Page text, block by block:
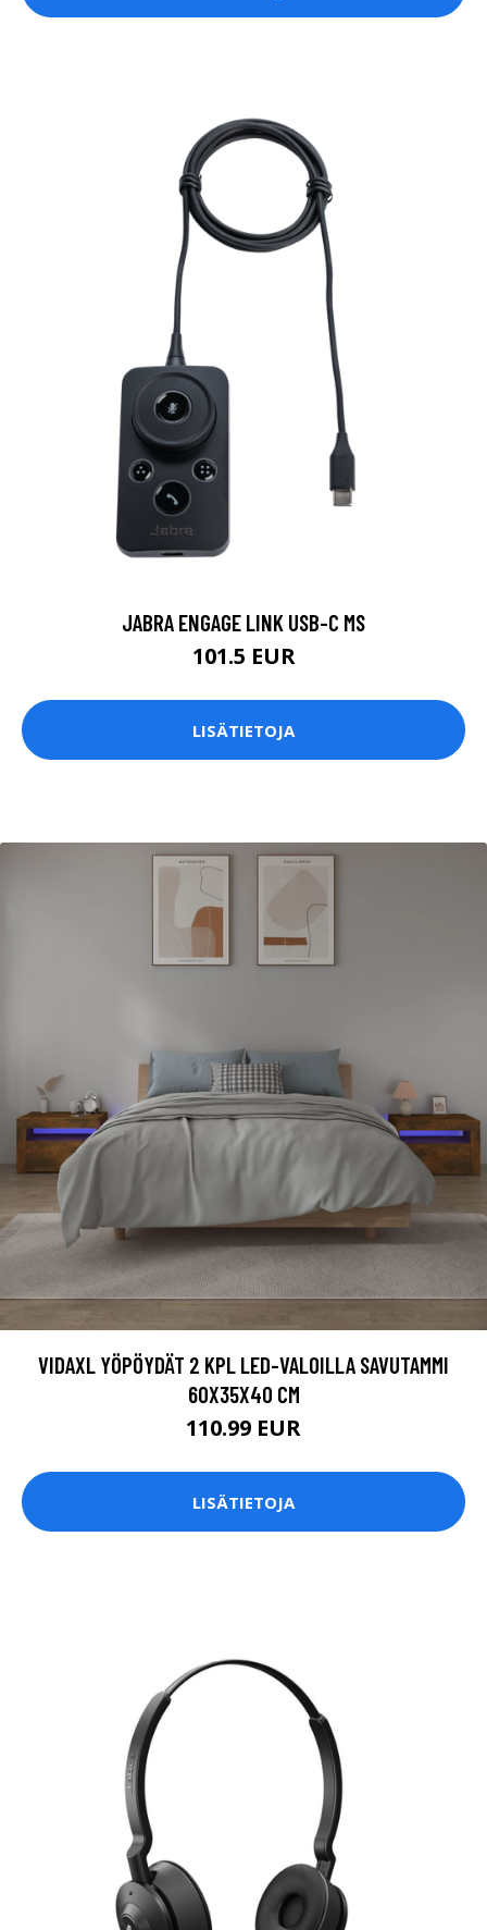
JABRA ENGAGE LINK USB-C MS
101.5 EUR
LISÄTIETOJA
VIDAXL YÖPÖYDÄT 2 KPL LED-VALOILLA SAVUTAMMI
60X35X40 CM
110.99 EUR
LISÄTIETOJA